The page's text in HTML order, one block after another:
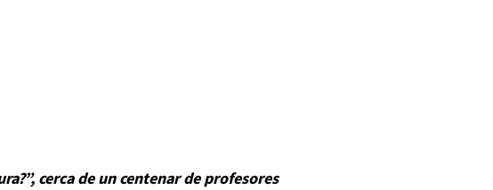
cerca de un centenar de profesores